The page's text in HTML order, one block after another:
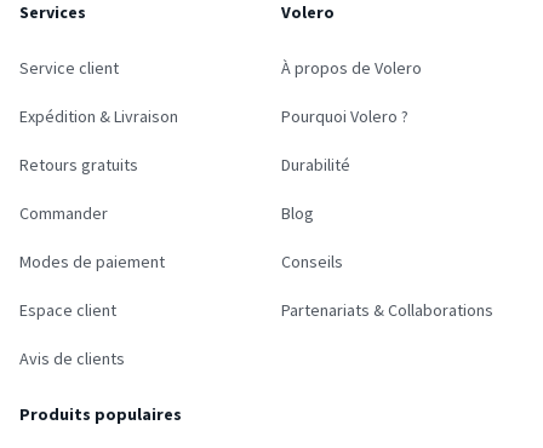
Services
Service client
Expédition & Livraison
Retours gratuits
Commander
Modes de paiement
Espace client
Avis de clients
Volero
À propos de Volero
Pourquoi Volero ?
Durabilité
Blog
Conseils
Partenariats & Collaborations
Produits populaires